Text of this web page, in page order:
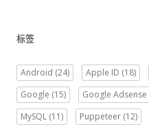
标签
Android (24) Apple ID (18)
Google (15) Google Adsense
MySQL (11) Puppeteer (12)